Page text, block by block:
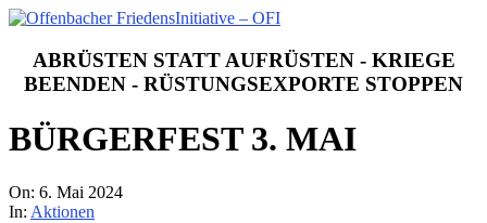
Skip
content
FriedensInitiative
OFI
ABRÜSTEN STATT AUFRÜSTEN - KRIEGE
BEENDEN - RÜSTUNGSEXPORTE STOPPEN
BÜRGERFEST 3. MAI
On: 6. Mai 2024
In: Aktionen